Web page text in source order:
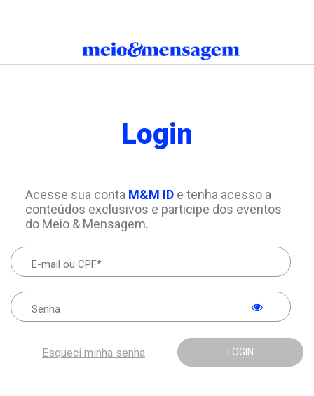
Login
Acesse sua conta M&M IDe tenha acesso a
conteúdos exclusivos e participe dos eventos
do Meio & Mensagem.
LOGIN
Esqueci minha senha